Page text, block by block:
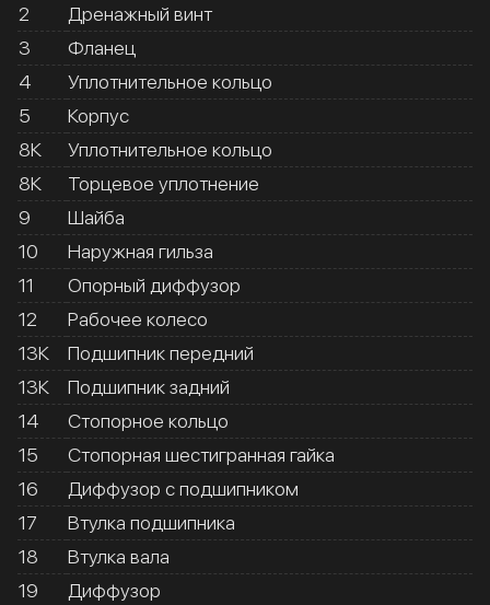
2
Дренажный винт
3
Фланец
4
Уплотнительное кольцо
5
Корпус
8К
Уплотнительное кольцо
8К
Торцевое уплотнение
9
Шайба
10
Наружная гильза
11
Опорный диффузор
12
Рабочее колесо
13К
Подшипник передний
13К
Подшипник задний
14
Стопорное кольцо
15
Стопорная шестигранная гайка
16
Диффузор с подшипником
17
Втулка подшипника
18
Втулка вала
19
Диффузор